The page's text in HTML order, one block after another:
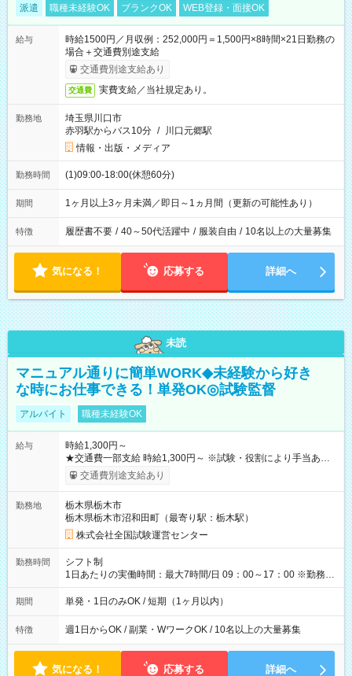
派遣 職種未経験OK ブランクOK WEB登録・面接OK
給与
時給1500円／月収例：252,000円＝1,500円×8時間×21日勤務の
場合＋交通費別途支給
交通費別途支給あり
交通費 実費支給／当社規定あり。
勤務地
埼玉県川口市
赤羽駅からバス10分 / 川口元郷駅
情報・出版・メディア
勤務時間 (1)09:00-18:00(休憩60分)
期間 1ヶ月以上3ヶ月未満／即日～1ヵ月間（更新の可能性あり）
特徴 履歴書不要 / 40～50代活躍中 / 服装自由 / 10名以上の大量募集
気になる！ 応募する 詳細へ
未読
マニュアル通りに簡単WORK◆未経験から好き
な時にお仕事できる！単発OK◎試験監督
アルバイト 職種未経験OK
給与
時給1,300円～
★交通費一部支給 時給1,300円～ ※試験・役割により手当あり
※勤務回数により昇給あり 【即給（前払い）オプションあ
り！】 希望される場合、勤務から1週間ほどで給与の一部を受け
例】 ・河合塾模擬試験 8:30～17:30（休憩1時間） 時給1,300円
×8時間＝日収10,400円＋交通費 ※当日の役割により時給＋100
円の場合あり ・国家試験 7:00～13:30（休憩なし） 時給1,300
円（役割手当＋100円）×6時間＝日収8,400円＋交通費 【試用期
間】試用期間なし
交通費別途支給あり
勤務地
栃木県栃木市
栃木県栃木市沼和田町（最寄り駅：栃木駅）
株式会社全国試験運営センター
勤務時間
シフト制
1日あたりの実働時間：最大7時間/日 09：00～17：00 ※勤務時
間は 試験により異なります。
期間 単発・1日のみOK / 短期（1ヶ月以内）
特徴 週1日からOK / 副業・WワークOK / 10名以上の大量募集
気になる！ 応募する 詳細へ